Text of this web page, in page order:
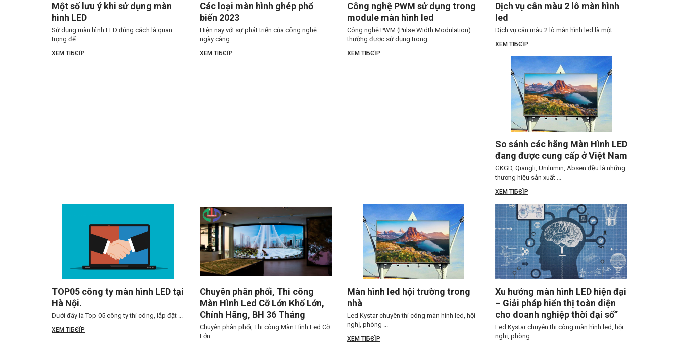
Một số lưu ý khi sử dụng màn
hình LED
Sử dụng màn hình LED đúng cách là quan
trọng để ...
XEM TIБЄЇP
Các loại màn hình ghép phổ
biến 2023
Hiện nay với sự phát triển của công nghệ
ngày càng ...
XEM TIБЄЇP
Công nghệ PWM sử dụng trong
module màn hình led
Công nghệ PWM (Pulse Width Modulation)
thường được sử dụng trong ...
XEM TIБЄЇP
Dịch vụ cân màu 2 lô màn hình
led
Dịch vụ cân màu 2 lô màn hình led là một ...
XEM TIБЄЇP
So sánh các hãng Màn Hình LED
đang được cung cấp ở Việt Nam
GKGD, Qiangli, Unilumin, Absen đều là những
thương hiệu sản xuất ...
XEM TIБЄЇP
TOP05 công ty màn hình LED tại
Hà Nội.
Dưới đây là Top 05 công ty thi công, lắp đặt ...
XEM TIБЄЇP
Chuyên phân phối, Thi công
Màn Hình Led Cỡ Lớn Khổ Lớn,
Chính Hãng, BH 36 Tháng
Chuyên phân phối, Thi công Màn Hình Led Cỡ
Lớn ...
Màn hình led hội trường trong
nhà
Led Kystar chuyên thi công màn hình led, hội
nghị, phòng ...
XEM TIБЄЇP
Xu hướng màn hình LED hiện đại
– Giải pháp hiển thị toàn diện
cho doanh nghiệp thời đại số”
Led Kystar chuyên thi công màn hình led, hội
nghị, phòng ...